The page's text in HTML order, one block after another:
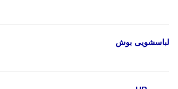
لباسشویی بوش